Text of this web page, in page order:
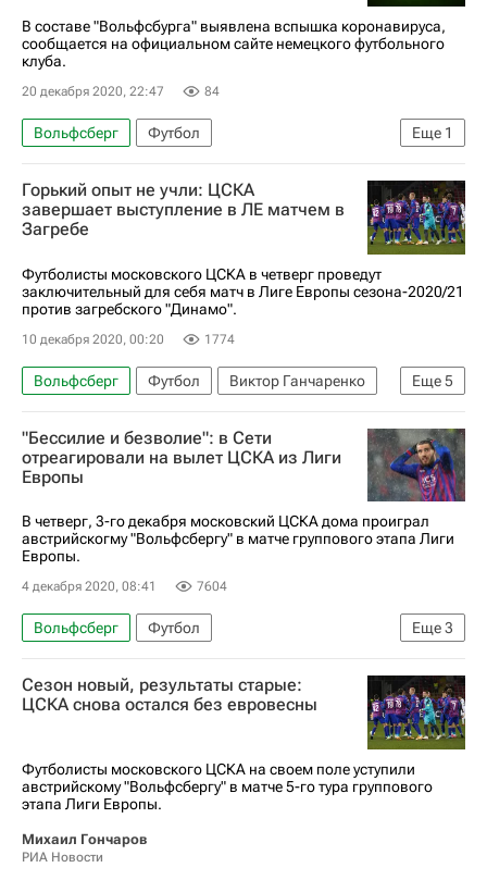
В составе "Вольфсбурга" выявлена вспышка коронавируса,
сообщается на официальном сайте немецкого футбольного
клуба.
20 декабря 2020, 22:47 84
Еще 1
Вольфсберг
Футбол
Спорт в условиях пандемии коронавируса
Горький опыт не учли: ЦСКА
завершает выступление в ЛЕ матчем в
Загребе
Футболисты московского ЦСКА в четверг проведут
заключительный для себя матч в Лиге Европы сезона-2020/21
против загребского "Динамо".
10 декабря 2020, 00:20 1774
Еще5
Вольфсберг Футбол
Виктор Ганчаренко
ПФК ЦСКА
Динамо (Загреб)
Никола Влашич
Хёрдур Магнуссон
Зоран Мамич
"Бессилие и безволие": в Сети
отреагировали на вылет ЦСКА из Лиги
Европы
В четверг, 3-го декабря московский ЦСКА дома проиграл
австрийскогму "Вольфсбергу" в матче группового этапа Лиги
Европы.
4 декабря 2020, 08:41 7604
Еще3
Вольфсберг
Футбол
Лига Европы УЕФА 2026-2027
ПФК ЦСКА
Виктор Ганчаренко
Сезон новый, результаты старые:
ЦСКА снова остался без евровесны
Футболисты московского ЦСКА на своем поле уступили
австрийскому "Вольфсбергу" в матче 5-го тура группового
этапа Лиги Европы.
Михаил Гончаров
РИА Новости